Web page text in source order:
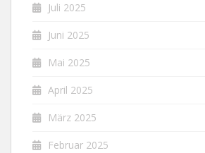
Juli 2025
Juni 2025
Mai 2025
April 2025
März 2025
Februar 2025